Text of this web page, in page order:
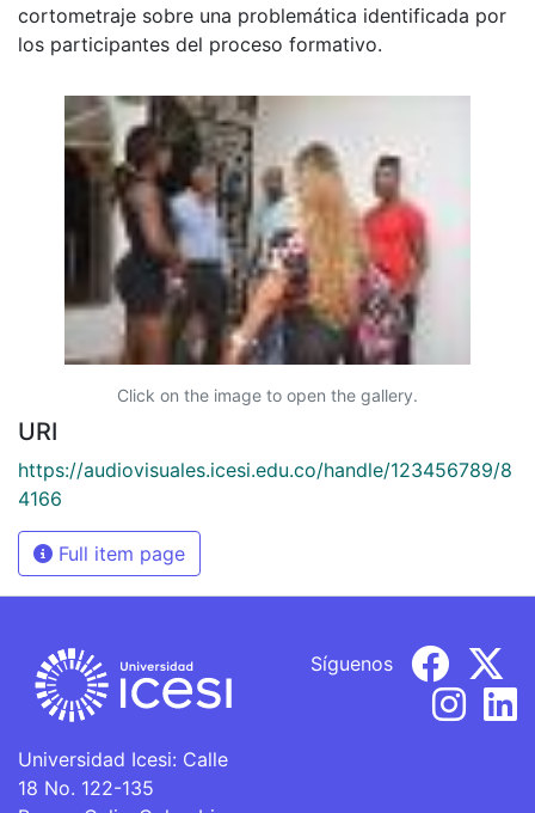
cortometraje sobre una problemática identificada por
los participantes del proceso formativo.
Click on the image to open the gallery.
URI
https://audiovisuales.icesi.edu.co/handle/123456789/8
4166
Full item page
Universidad Icesi: Calle
18 No. 122-135
Síguenos